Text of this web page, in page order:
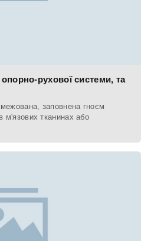
рухової системи, та
заповнена гноєм
м'язових тканинах або